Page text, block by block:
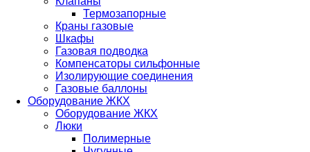
Термозапорные
Краны газовые
Шкафы
Газовая подводка
Компенсаторы сильфонные
Изолирующие соединения
Газовые баллоны
Оборудование ЖКХ
Оборудование ЖКХ
Люки
Полимерные